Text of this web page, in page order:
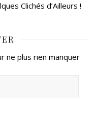
Clichés d’Ailleurs !
ne plus rien manquer